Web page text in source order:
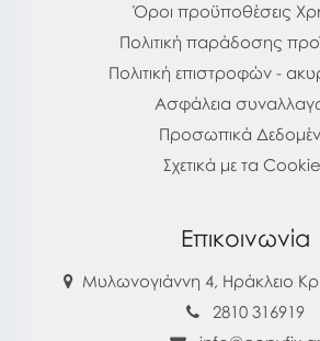
Όροι προϋποθέσεις
Πολιτική παράδοσης
Πολιτική επιστροφών -
Ασφάλεια
Προσωπικά
Σχετικά με τα
Επικοινωνία
Μυλωνογιάννη 4, Ηράκλειο
2810 316919